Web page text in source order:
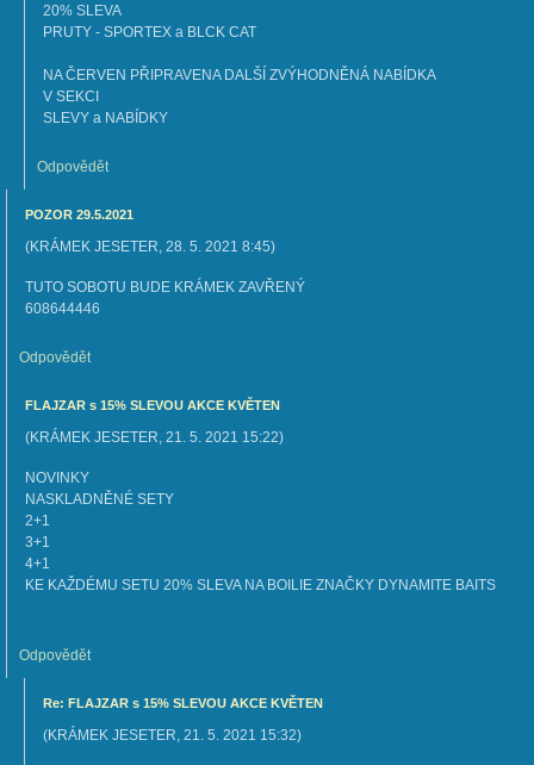
20% SLEVA
PRUTY - SPORTEX a BLCK CAT
NA ČERVEN PŘIPRAVENA DALŠÍ ZVÝHODNĚNÁ NABÍDKA
V SEKCI
SLEVY a NABÍDKY
Odpovědět
POZOR 29.5.2021
(KRÁMEK JESETER, 28. 5. 2021 8:45)
TUTO SOBOTU BUDE KRÁMEK ZAVŘENÝ
608644446
Odpovědět
FLAJZAR s 15% SLEVOU AKCE KVĚTEN
(KRÁMEK JESETER, 21. 5. 2021 15:22)
NOVINKY
NASKLADNĚNÉ SETY
2+1
3+1
4+1
KE KAŽDÉMU SETU 20% SLEVA NA BOILIE ZNAČKY DYNAMITE BAITS
Odpovědět
Re: FLAJZAR s 15% SLEVOU AKCE KVĚTEN
(KRÁMEK JESETER, 21. 5. 2021 15:32)